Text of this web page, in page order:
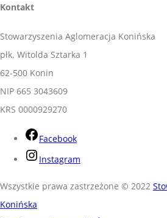
Kontakt
Stowarzyszenia Aglomeracja Konińska
płk. Witolda Sztarka 1
62-500 Konin
NIP 665 3043609
KRS 0000929270
Facebook
Instagram
Wszystkie prawa zastrzeżone © 2022
Konińska